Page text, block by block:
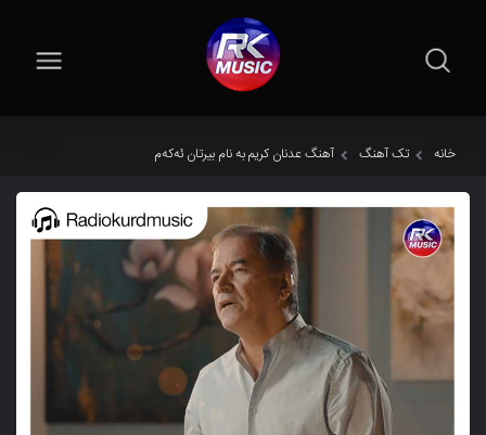
خانه تک آهنگ آهنگ عدنان کریم به نام بیرتان ئەکەم